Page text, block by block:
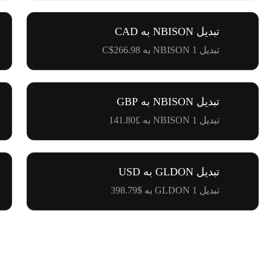
تبدیل NBISON به CAD
تبدیل 1 NBISON به C$266.98
تبدیل NBISON به GBP
تبدیل 1 NBISON به £141.80
تبدیل GLDON به USD
تبدیل 1 GLDON به $398.79